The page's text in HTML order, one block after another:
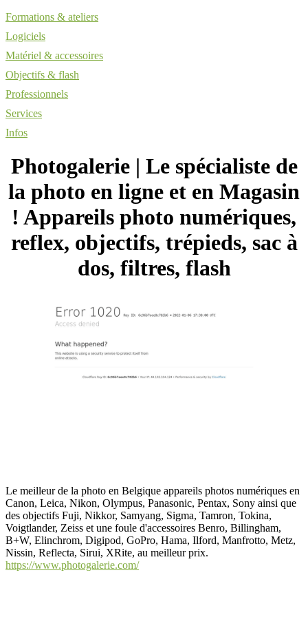
Formations & ateliers
Logiciels
Matériel & accessoires
Objectifs & flash
Professionnels
Services
Infos
Photogale­rie | Le spécialiste de
la photo en ligne et en Magasin
! Appareils photo numériques,
reflex, objectifs, trépieds, sac à
dos, filtres, flash
Le meilleur de la photo en Belgique appareils photos numériques en
Canon, Leica, Nikon, Olympus, Panasonic, Pentax, Sony ainsi que
des objectifs Fuji, Nikkor, Samyang, Sigma, Tamron, Tokina,
Voigtlander, Zeiss et une foule d'accessoires Benro, Billingham,
B+W, Elinchrom, Digipod, GoPro, Hama, Ilford, Manfrotto, Metz,
Nissin, Reflecta, Sirui, XRite, au meilleur prix.
https://www.photogalerie.com/